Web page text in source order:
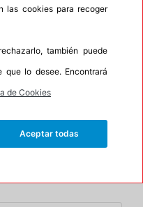
las cookies para recoger
también puede
que lo desee. Encontrará
de Cookies
Aceptar todas